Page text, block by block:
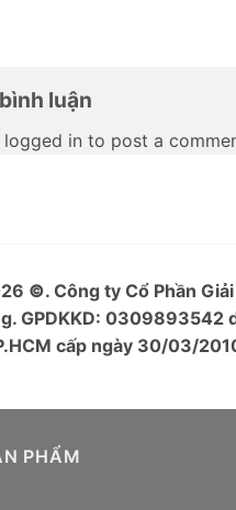
luận
logged in to post a
©. Công ty Cổ Phần
GPDKKD: 0309893542
cấp ngày 30/03/
PHẨM